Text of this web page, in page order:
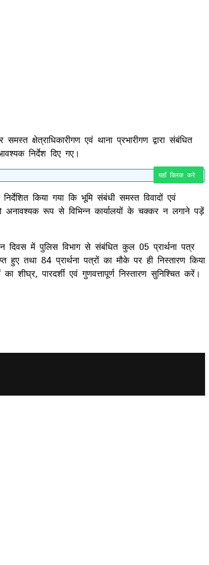
एवं थाना प्रभारीगण द्वारा संबंधित
निर्देश दिए गए।
यहाँ क्लिक करे
किया गया कि भूमि संबंधी समस्त विवादों एवं
अनावश्यक रूप से विभिन्न कार्यालयों के चक्कर न लगाने पड़ें
में पुलिस विभाग से संबंधित कुल 05 प्रार्थना पत्र
तथा 84 प्रार्थना पत्रों का मौके पर ही निस्तारण किया
पारदर्शी एवं गुणवत्तापूर्ण निस्तारण सुनिश्चित करें।